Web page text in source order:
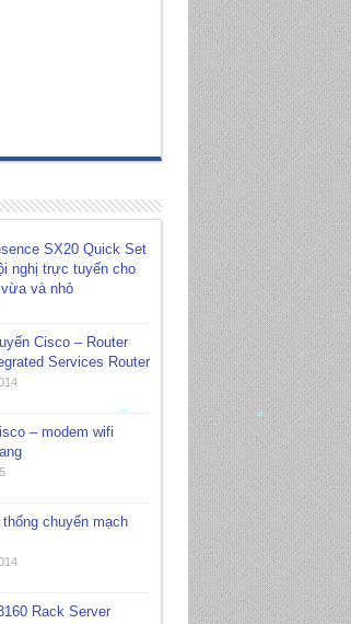
SX20 Quick Set
nghị trực tuyến cho
và nhỏ
Cisco – Router
Services Router
– modem wifi
chuyển mạch
Rack Server
*